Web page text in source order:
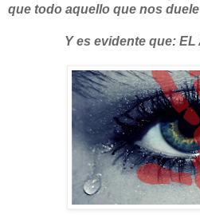
que todo aquello que nos
Y es evidente que: EL